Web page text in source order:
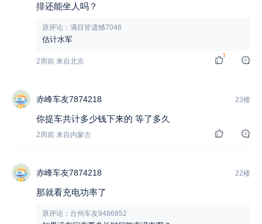
排还能坐人吗？
原评论：满目皆遗憾7046
估计水军
2周前 来自北京
1
赤峰车友7874218 23楼
你提车共计多少钱下来的 等了多久
2周前 来自内蒙古
赤峰车友7874218 22楼
那就看充电功率了
原评论：台州车友9486852